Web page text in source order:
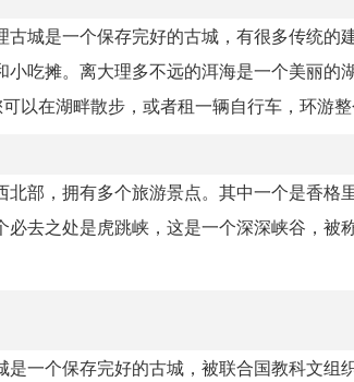
城是一个保存完好的古城，有很多传统的
吃摊。离大理多不远的洱海是一个美丽的
以在湖畔散步，或者租一辆自行车，环游
部，拥有多个旅游景点。其中一个是香格
去之处是虎跳峡，这是一个深深峡谷，被
一个保存完好的古城，被联合国教科文组